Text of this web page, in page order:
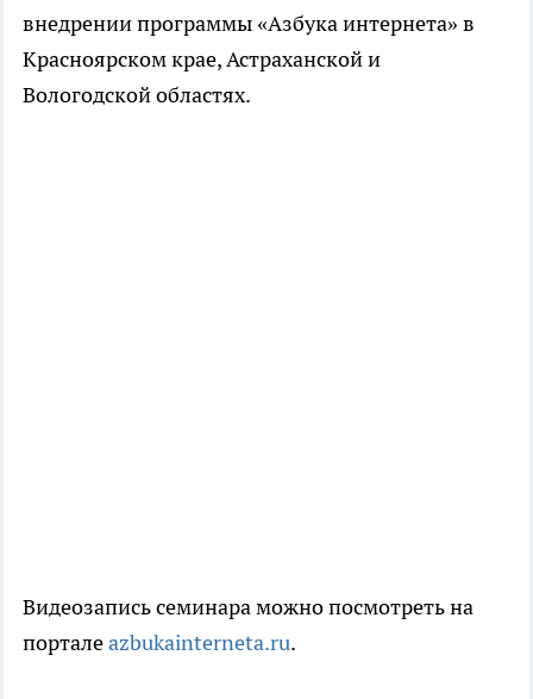
внедрении программы «Азбука интернета» в
Красноярском крае, Астраханской и
Вологодской областях.
Видеозапись семинара можно посмотреть на
порталеazbukainterneta.ru.